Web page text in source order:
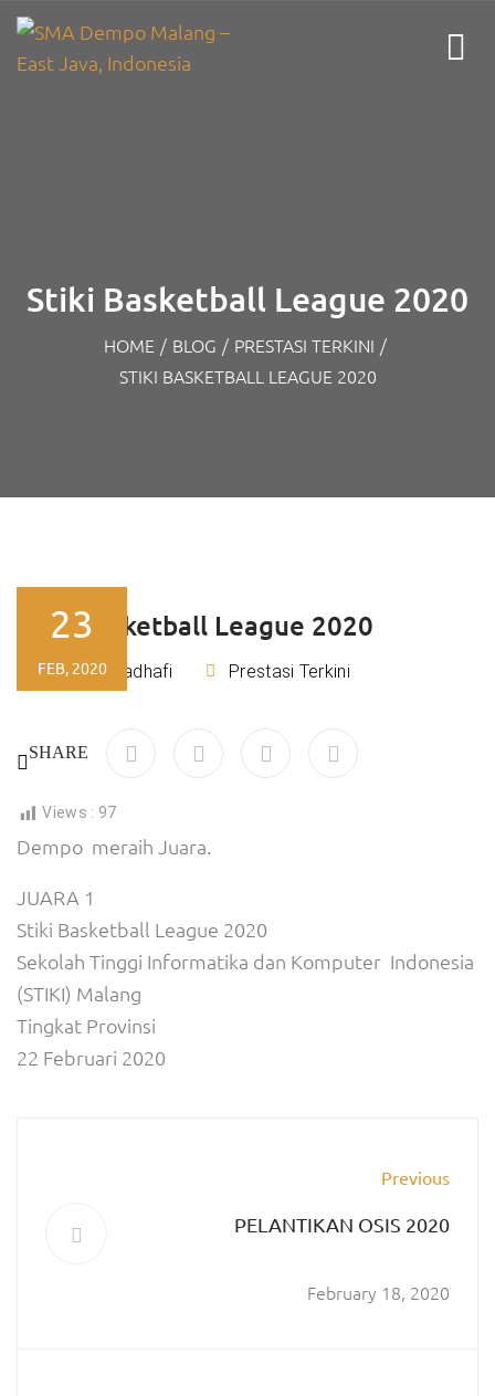
Stiki Basketball League 2020
HOME / BLOG / PRESTASI TERKINI /
STIKI BASKETBALL LEAGUE 2020
Stiki Basketball League 2020
By Rizky Kadhafi Prestasi Terkini
23
FEB, 2020
SHARE
Views : 97
Dempo meraih Juara.
JUARA 1
Stiki Basketball League 2020
Sekolah Tinggi Informatika dan Komputer Indonesia
(STIKI) Malang
Tingkat Provinsi
22 Februari 2020
Previous
PELANTIKAN OSIS 2020
February 18, 2020